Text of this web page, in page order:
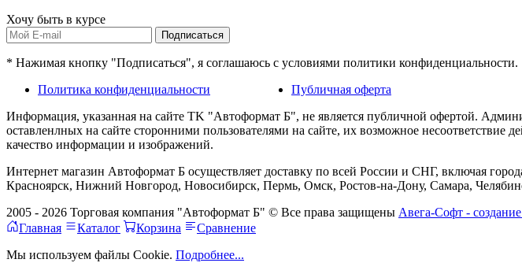
Хочу быть в курсе
Подписаться
* Нажимая кнопку "Подписаться", я соглашаюсь с условиями политики конфиденциальности.
Политика конфиденциальности
Публичная оферта
Информация, указанная на сайте TK "Автоформат Б", не является публичной офертой.
оставленлных на сайте сторонними пользователями на сайте, их возможное несоответствие
качество информации и изображений.
Интернет магазин Автоформат Б осуществляет доставку по всей России и СНГ, включая
Красноярск, Нижний Новгород, Новосибирск, Пермь, Омск, Ростов-на-Дону, Самара,
2005 - 2026 Торговая компания "Автоформат Б" © Все права защищены Авега-Софт -
Главная
Каталог Корзина
Сравнение
Мы используем файлы Cookie. Подробнее...